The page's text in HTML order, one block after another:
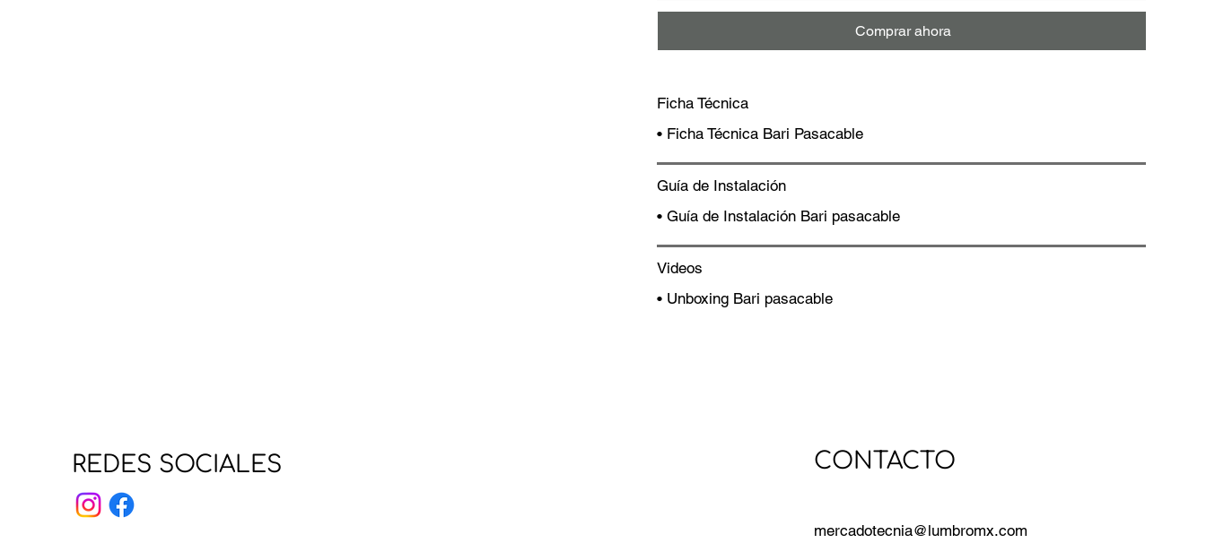
Comprar ahora
Ficha Técnica
• Ficha Técnica Bari Pasacable
Guía de Instalación
• Guía de Instalación Bari pasacable
Videos
• Unboxing Bari pasacable
REDES SOCIALES CONTACTO
mercadotecnia@lumbromx.com